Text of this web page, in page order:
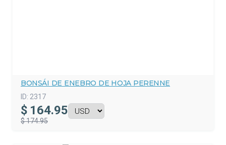
BONSÁI DE ENEBRO DE HOJA PERENNE
ID: 2317
$ 164.95
$ 174.95